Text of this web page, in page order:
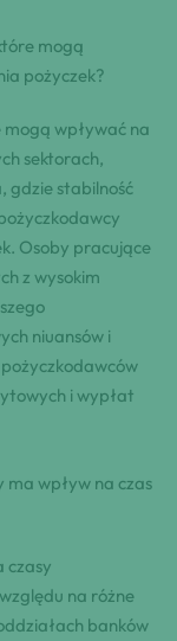
mogą
pożyczek?
wpływać na
sektorach,
gdzie stabilność
Osoby pracujące
z wysokim
niuansów i
i wypłat
ma wpływ na czas
czasy
na różne
banków